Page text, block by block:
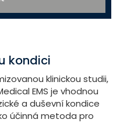
kondici
klinickou studii,
EMS je vhodnou
a duševní kondice
účinná metoda pro